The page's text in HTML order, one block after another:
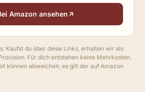
Amazon ansehen
Kaufst du über diese Links, erhalten wir als
Für dich entstehen keine Mehrkosten.
können abweichen, es gilt der auf Amazon